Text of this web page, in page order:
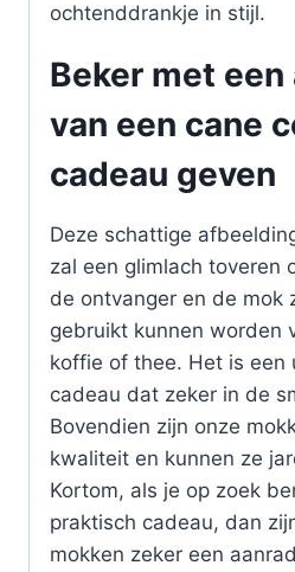
ochtenddrankje in stijl.
Beker met
van een cane
cadeau geven
Deze schattige
zal een glimlach toveren
de ontvanger en de mok
gebruikt kunnen worden
koffie of thee. Het is een
cadeau dat zeker in de
Bovendien zijn onze
kwaliteit en kunnen ze
Kortom, als je op zoek
praktisch cadeau, dan
mokken zeker een